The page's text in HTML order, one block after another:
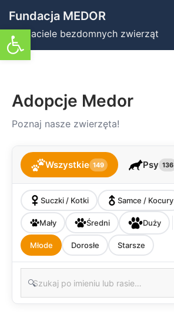
Otwórz pasek narzędzi
do
treści
Fundacja MEDOR
Przyjaciele bezdomnych zwierząt
Adopcje Medor
Poznaj nasze zwierzęta!
Wszystkie 149 Psy 136
Suczki / Kotki Samce / Kocury
Mały Średni Duży
Młode Dorosłe Starsze
🔍